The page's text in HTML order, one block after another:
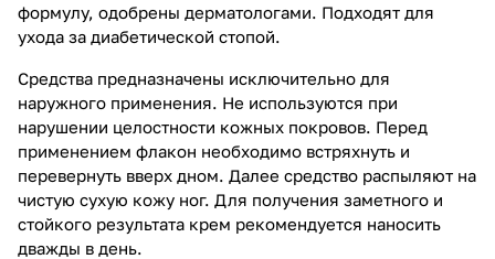
формулу, одобрены дерматологами. Подходят для
ухода за диабетической стопой.
Средства предназначены исключительно для
наружного применения. Не используются при
нарушении целостности кожных покровов. Перед
применением флакон необходимо встряхнуть и
перевернуть вверх дном. Далее средство распыляют на
чистую сухую кожу ног. Для получения заметного и
стойкого результата крем рекомендуется наносить
дважды в день.